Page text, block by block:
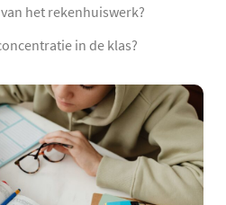
het rekenhuiswerk?
in de klas?